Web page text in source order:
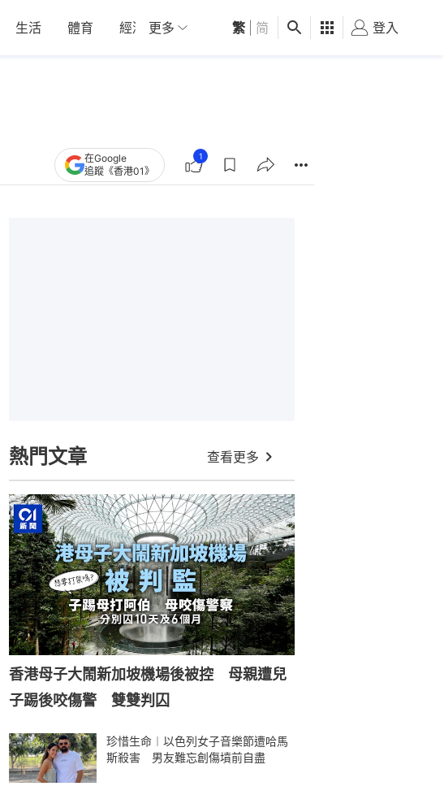
生活 體育 經濟 01深圳 觀點 健康 好食玩飛
更多 繁 简 登入
在Google
追蹤《香港01》
1
熱門文章 查看更多
香港母子大鬧新加坡機場後被控 母親遭兒
子踢後咬傷警 雙雙判囚
珍惜生命︱以色列女子音樂節遭哈馬
斯殺害 男友難忘創傷墳前自盡